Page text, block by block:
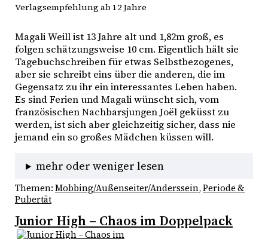
Verlagsempfehlung ab 12 Jahre
Magali Weill ist 13 Jahre alt und 1,82m groß, es
folgen schätzungsweise 10 cm. Eigentlich hält sie
Tagebuchschreiben für etwas Selbstbezogenes,
aber sie schreibt eins über die anderen, die im
Gegensatz zu ihr ein interessantes Leben haben.
Es sind Ferien und Magali wünscht sich, vom
französischen Nachbarsjungen Joël geküsst zu
werden, ist sich aber gleichzeitig sicher, dass nie
jemand ein so großes Mädchen küssen will.
mehr oder weniger lesen
Themen: Mobbing/Außenseiter/Anderssein, Periode &
Pubertät
Junior High – Chaos im Doppelpack